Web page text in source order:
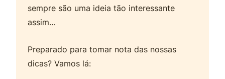
sempre são uma ideia tão interessante
assim…
Preparado para tomar nota das nossas
dicas? Vamos lá: